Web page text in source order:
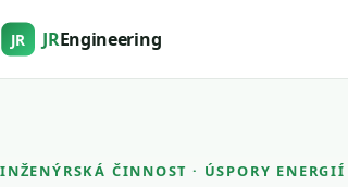
JR JREngineering
INŽENÝRSKÁ ČINNOST · ÚSPORY ENERGIÍ